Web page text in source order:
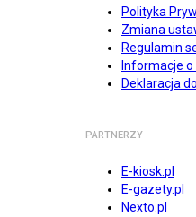
Polityka
Zmiana
Regulamin
Informacje
Deklaracja
PARTNERZY
E-kiosk.pl
E-gazety.pl
Nexto.pl